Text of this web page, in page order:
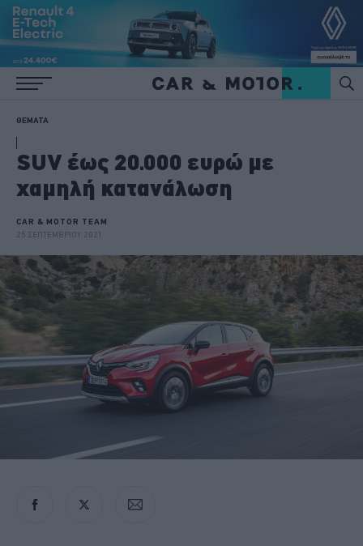
ΘΕΜΑΤΑ
SUV έως 20.000 ευρώ με
χαμηλή κατανάλωση
CAR & MOTOR TEAM
25 ΣΕΠΤΕΜΒΡΙΟΥ 2021